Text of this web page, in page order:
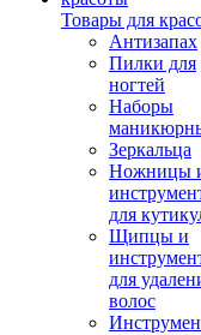
Товары для
Антизапах
Пилки для
ногтей
Наборы
Зеркальца
Ножницы
для
Щипцы и
для
волос